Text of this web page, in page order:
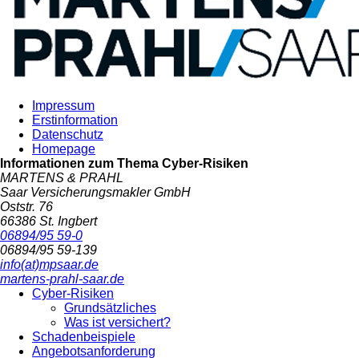
Impressum
Erstinformation
Datenschutz
Homepage
Informationen zum Thema Cyber-Risiken
MARTENS & PRAHL
Saar Versicherungsmakler GmbH
Oststr. 76
66386 St. Ingbert
06894/95 59-0
06894/95 59-139
info(at)mpsaar.de
martens-prahl-saar.de
Cyber-Risiken
Grundsätzliches
Was ist versichert?
Schadenbeispiele
Angebotsanforderung